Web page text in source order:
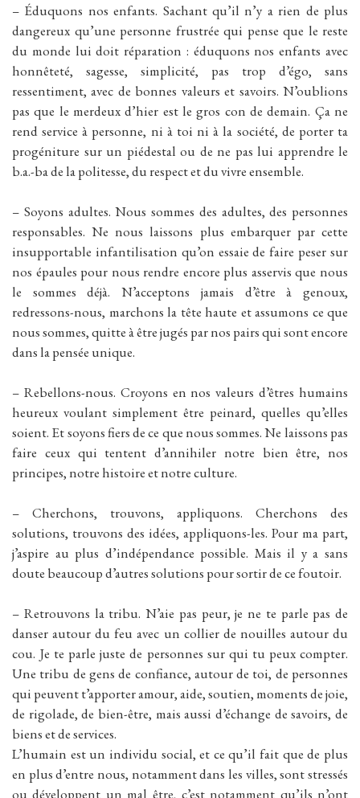
– Éduquons nos enfants. Sachant qu’il n’y a rien de plus
dangereux qu’une personne frustrée qui pense que le reste
du monde lui doit réparation : éduquons nos enfants avec
honnêteté, sagesse, simplicité, pas trop d’égo, sans
ressentiment, avec de bonnes valeurs et savoirs. N’oublions
pas que le merdeux d’hier est le gros con de demain. Ça ne
rend service à personne, ni à toi ni à la société, de porter ta
progéniture sur un piédestal ou de ne pas lui apprendre le
b.a.-ba de la politesse, du respect et du vivre ensemble.
– Soyons adultes. Nous sommes des adultes, des personnes
responsables. Ne nous laissons plus embarquer par cette
insupportable infantilisation qu’on essaie de faire peser sur
nos épaules pour nous rendre encore plus asservis que nous
le sommes déjà. N’acceptons jamais d’être à genoux,
redressons-nous, marchons la tête haute et assumons ce que
nous sommes, quitte à être jugés par nos pairs qui sont encore
dans la pensée unique.
– Rebellons-nous. Croyons en nos valeurs d’êtres humains
heureux voulant simplement être peinard, quelles qu’elles
soient. Et soyons fiers de ce que nous sommes. Ne laissons pas
faire ceux qui tentent d’annihiler notre bien être, nos
principes, notre histoire et notre culture.
– Cherchons, trouvons, appliquons. Cherchons des
solutions, trouvons des idées, appliquons-les. Pour ma part,
j’aspire au plus d’indépendance possible. Mais il y a sans
doute beaucoup d’autres solutions pour sortir de ce foutoir.
– Retrouvons la tribu. N’aie pas peur, je ne te parle pas de
danser autour du feu avec un collier de nouilles autour du
cou. Je te parle juste de personnes sur qui tu peux compter.
Une tribu de gens de confiance, autour de toi, de personnes
qui peuvent t’apporter amour, aide, soutien, moments de joie,
de rigolade, de bien-être, mais aussi d’échange de savoirs, de
biens et de services.
L’humain est un individu social, et ce qu’il fait que de plus
en plus d’entre nous, notamment dans les villes, sont stressés
ou développent un mal être, c’est notamment qu’ils n’ont